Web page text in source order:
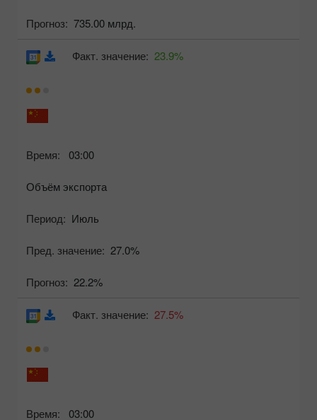
Прогноз: 735.00 млрд.
Время: 03:00
Объём экспорта
Период: Июль
Пред. значение: 27.0%
Прогноз: 22.2%
Факт. значение: 23.9%
Время: 03:00
Факт. значение: 27.5%